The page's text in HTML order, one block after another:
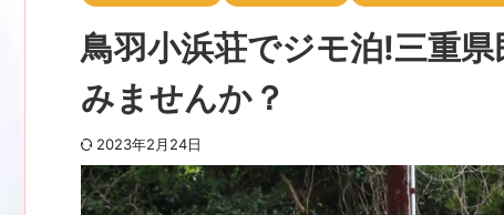
鳥羽小浜荘でジモ泊!三重
みませんか？
2023年2月24日